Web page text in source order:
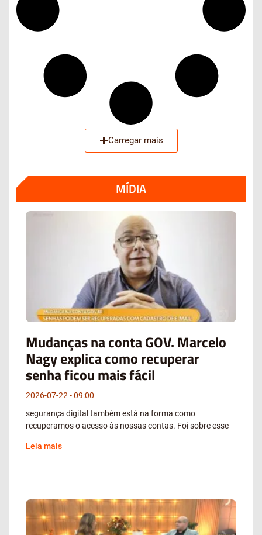
Carregar mais
MÍDIA
Mudanças na conta GOV. Marcelo
Nagy explica como recuperar
senha ficou mais fácil
2026-07-22
09:00
segurança digital também está na forma como
recuperamos o acesso às nossas contas. Foi sobre esse
Leia mais